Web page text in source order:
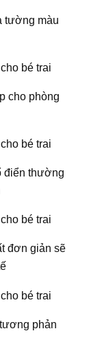
tường màu
cho phòng
điển thường
đơn giản sẽ
phản